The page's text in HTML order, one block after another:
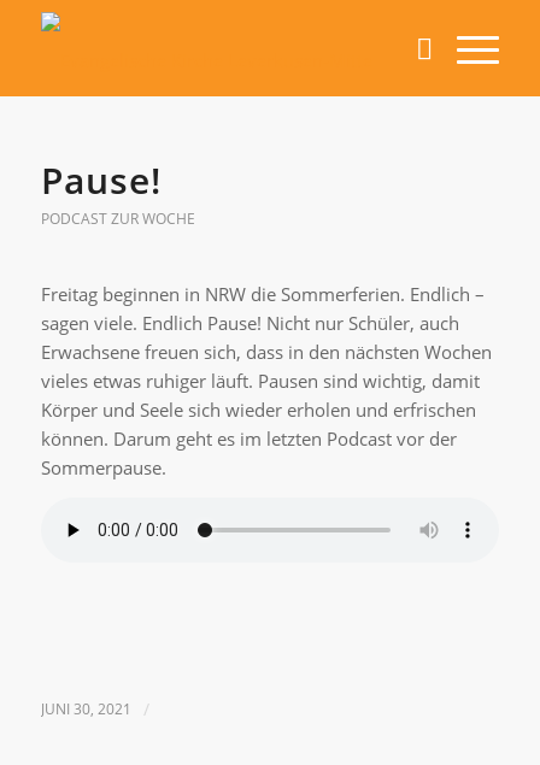
Pause!
PODCAST ZUR WOCHE
Freitag beginnen in NRW die Sommerferien. Endlich –
sagen viele. Endlich Pause! Nicht nur Schüler, auch
Erwachsene freuen sich, dass in den nächsten Wochen
vieles etwas ruhiger läuft. Pausen sind wichtig, damit
Körper und Seele sich wieder erholen und erfrischen
können. Darum geht es im letzten Podcast vor der
Sommerpause.
JUNI 30, 2021 /